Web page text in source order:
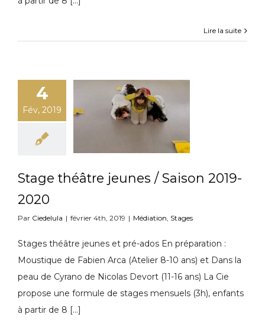
Lire la suite
4
Fév, 2019
Stage théâtre jeunes / Saison 2019-
2020
Par Ciedelula | février 4th, 2019 | Médiation, Stages
Stages théâtre jeunes et pré-ados En préparation :
Moustique de Fabien Arca (Atelier 8-10 ans) et Dans la
peau de Cyrano de Nicolas Devort (11-16 ans) La Cie
propose une formule de stages mensuels (3h), enfants
à partir de 8 [...]